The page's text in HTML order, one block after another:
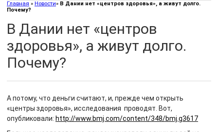
Главная » Новости» В Дании нет «центров здоровья», а живут долго.
Почему?
В Дании нет «центров
здоровья», а живут долго.
Почему?
А потому, что деньги считают, и, прежде чем открыть
«центры здоровья», исследования проводят. Вот,
опубликовали: http://www.bmj.com/content/348/bmj.g3617